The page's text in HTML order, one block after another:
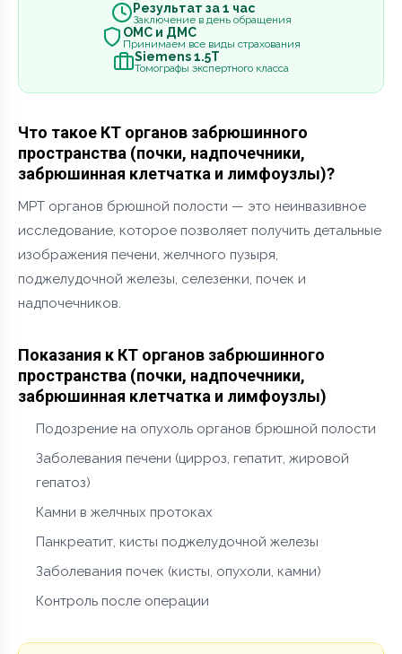
Результат за 1 час
Заключение в день обращения
ОМС и ДМС
Принимаем все виды страхования
Siemens 1.5Т
Томографы экспертного класса
Что такое КТ органов забрюшинного
пространства (почки, надпочечники,
забрюшинная клетчатка и лимфоузлы)?
МРТ органов брюшной полости — это неинвазивное
исследование, которое позволяет получить детальные
изображения печени, желчного пузыря,
поджелудочной железы, селезенки, почек и
надпочечников.
Показания к КТ органов забрюшинного
пространства (почки, надпочечники,
забрюшинная клетчатка и лимфоузлы)
Подозрение на опухоль органов брюшной полости
Заболевания печени (цирроз, гепатит, жировой
гепатоз)
Камни в желчных протоках
Панкреатит, кисты поджелудочной железы
Заболевания почек (кисты, опухоли, камни)
Контроль после операции